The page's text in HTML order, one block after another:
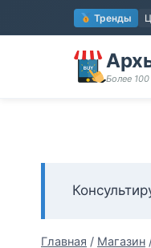
к
содержимому
Тренды
Более
Главная / Магазин